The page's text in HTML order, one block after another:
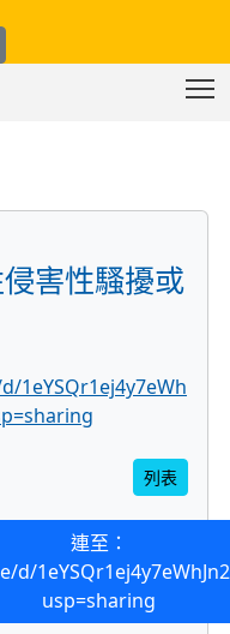
害性騷擾或
1eYSQr1ej4y7eWh
列表
連至：
usp=sharing